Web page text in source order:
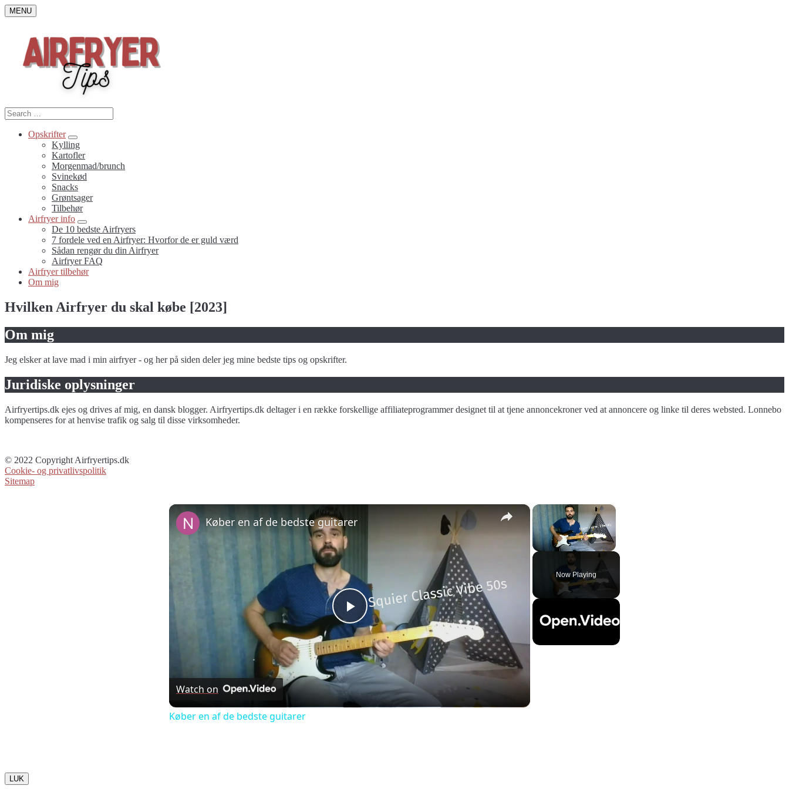
Skip
to
MENU
Search
Search
for:
Opskrifter
Submenu
Toggle
Kylling
Kartofler
Morgenmad/brunch
Svinekød
Snacks
Grøntsager
Tilbehør
Airfryer info
Submenu
Toggle
De 10 bedste Airfryers
7 fordele ved en Airfryer: Hvorfor de er guld værd
Sådan rengør du din Airfryer
Airfryer FAQ
Airfryer tilbehør
Om mig
Hvilken Airfryer du skal købe [2023]
Om mig
Jeg elsker at lave mad i min airfryer - og her på siden deler jeg mine bedste tips og opskrifter.
Juridiske oplysninger
Airfryertips.dk ejes og drives af mig, en dansk blogger. Airfryertips.dk deltager i en række forskellige affiliateprogrammer designet til at tjene annoncekroner ved at annoncere og linke til deres websted. Lonnebo
kompenseres for at henvise trafik og salg til disse virksomheder.
© 2022 Copyright Airfryertips.dk
Cookie- og privatlivspolitik
Sitemap
×
Now Playing
×
Play
Video
Køber en af de bedste guitarer
Watch on
Køber en af de bedste guitarer
LUK